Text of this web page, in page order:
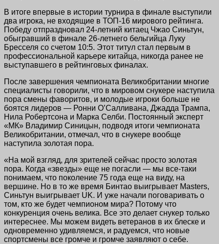
В итоге впервые в истории турнира в финале выступили
два игрока, не входящие в ТОП-16 мирового рейтинга.
Победу отпраздновал 24-летний китаец Чжао Синьтун,
обыгравший в финале 26-летнего бельгийца Луку
Бресcеля со счетом 10:5. Этот титул стал первым в
профессиональной карьере китайца, никогда ранее не
выступавшего в рейтинговых финалах.
После завершения чемпионата Великобритании многие
специалисты говорили, что в мировом снукере наступила
пора смены фаворитов, и молодые игроки больше не
боятся лидеров — Ронни О’Салливана, Джадда Трампа,
Нила Робертсона и Марка Селби. Постоянный эксперт
«МК» Владимир Синицын, подводя итоги чемпионата
Великобритании, отмечал, что в снукере вообще
наступила золотая пора.
«На мой взгляд, для зрителей сейчас просто золотая
пора. Когда «звезды» еще не погасли — мы все-таки
понимаем, что поколение 75 года еще на виду, на
вершине. Но в то же время Бинтао выигрывает Masters,
Синьтун выигрывает UK. И уже начали поговаривать о
том, кто же будет чемпионом мира? Потому что
конкуренция очень велика. Все это делает снукер только
интереснее. Мы можем видеть ветеранов в их блеске и
одновременно удивляемся, и радуемся, что новые
спортсмены все громче и громче заявляют о себе.